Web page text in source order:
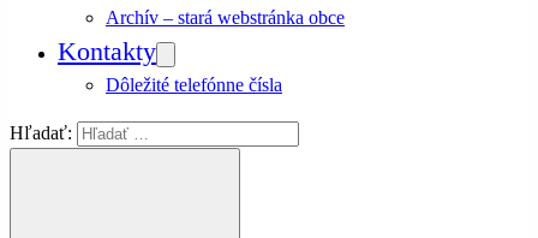
Archív – stará webstránka obce
Kontakty
Dôležité telefónne čísla
Hľadať: